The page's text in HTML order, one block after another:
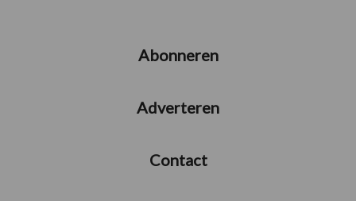
Abonneren
Adverteren
Contact